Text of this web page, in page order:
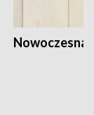
Nowoczesna